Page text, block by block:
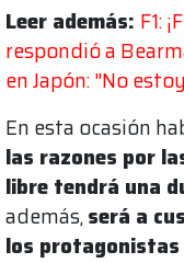
Leer además: F1:
respondió a
en Japón: "No
En esta ocasión
las razones por
libre tendrá una
además,será a
los